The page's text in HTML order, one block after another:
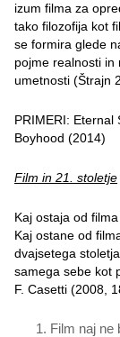
izum filma za
tako filozofija kot
se formira glede
pojme realnosti in
umetnosti (Štrajn
PRIMERI: Eternal
Boyhood (2014)
Film in 21. stoletje
Kaj ostaja od
Kaj ostane od
dvajsetega
samega sebe kot
F. Casetti (2008,
Film naj ne